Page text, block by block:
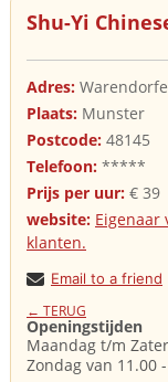
Shu-Yi
Adres:
Plaats: Munster
Postcode: 48145
Telefoon: *****
Prijs per uur: € 39
website: Eigenaar
klanten.
Email to a friend
← TERUG
Openingstijden
Maandag t/m
Zondag van 11.00